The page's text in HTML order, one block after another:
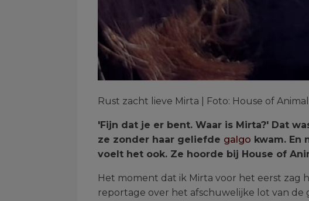
Rust zacht lieve Mirta | Foto: House of
'Fijn dat je er bent. Waar is Mirta?' Dat
ze zonder haar geliefde galgo kwam. En
voelt het ook. Ze hoorde bij House of
Het moment dat ik Mirta voor het eerst zag
reportage over het afschuwelijke lot van de